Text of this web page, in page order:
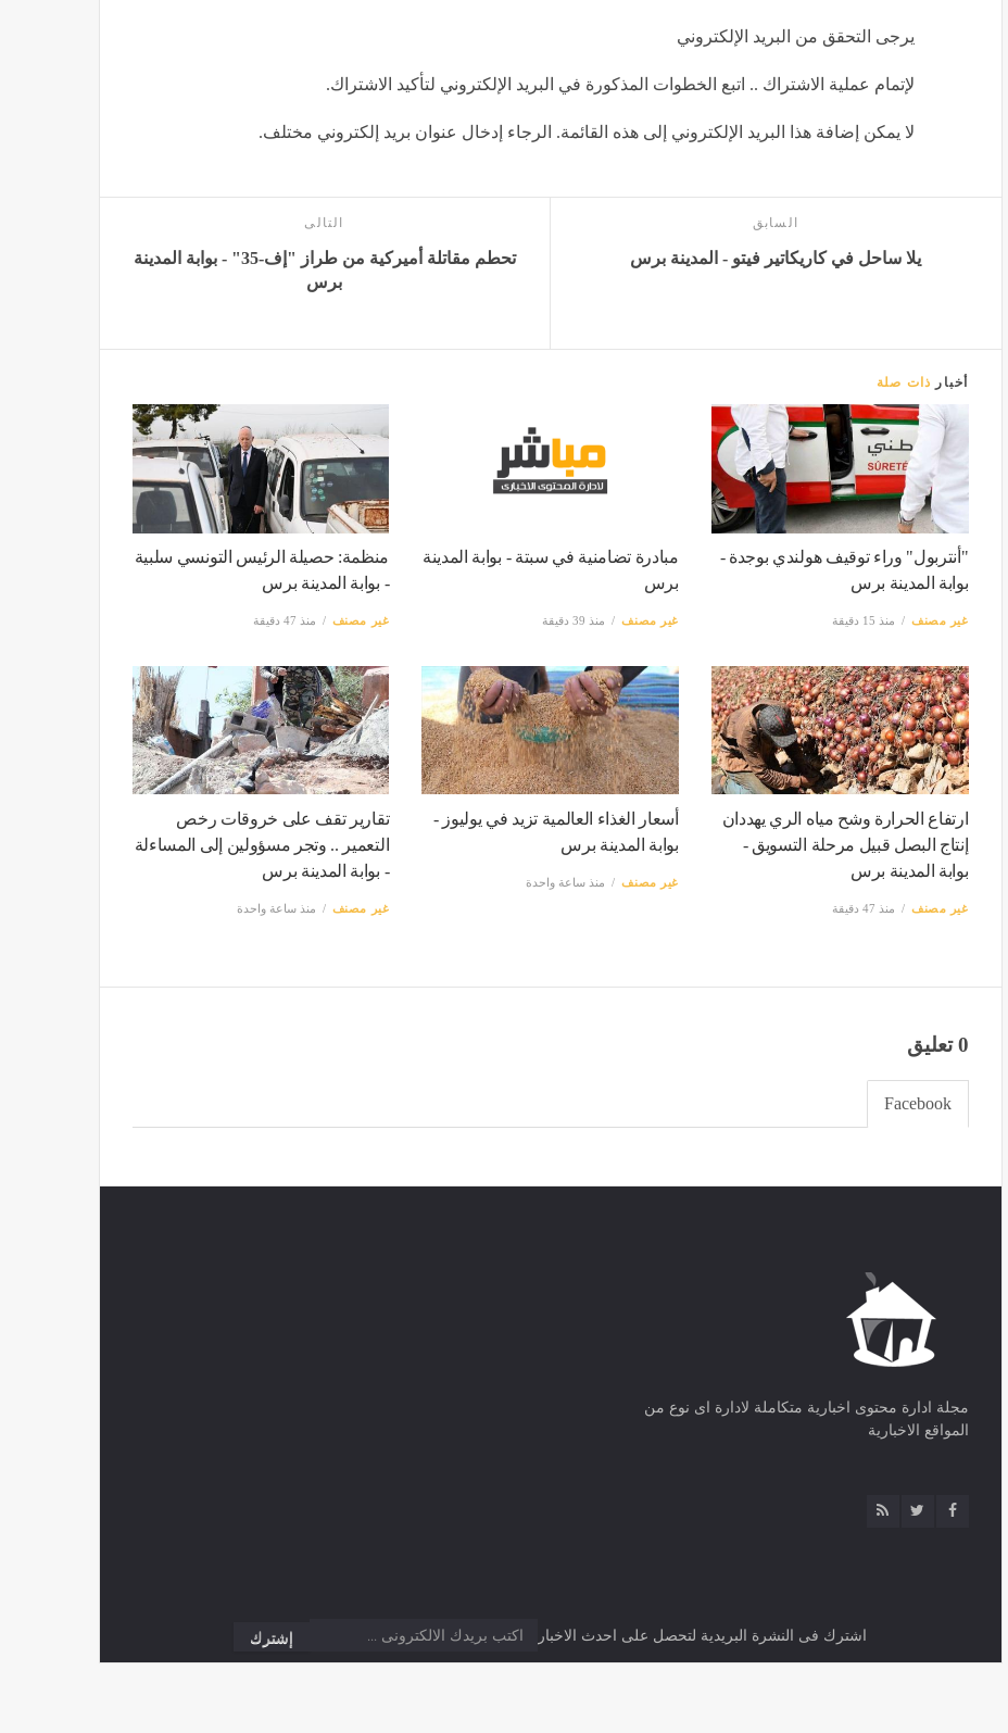
يرجى التحقق من البريد الإلكتروني
لإتمام عملية الاشتراك .. اتبع الخطوات المذكورة في البريد الإلكتروني لتأكيد الاشتراك.
لا يمكن إضافة هذا البريد الإلكتروني إلى هذه القائمة. الرجاء إدخال عنوان بريد إلكتروني مختلف.
السابق
يلا ساحل في كاريكاتير فيتو - المدينة برس
التالى
تحطم مقاتلة أميركية من طراز "إف-35" - بوابة المدينة
برس
أخبار ذات صلة
"أنتربول" وراء توقيف هولندي بوجدة -
بوابة المدينة برس
غير مصنف منذ 15 دقيقة
مبادرة تضامنية في سبتة - بوابة المدينة
برس
غير مصنف منذ 39 دقيقة
منظمة: حصيلة الرئيس التونسي سلبية
- بوابة المدينة برس
غير مصنف منذ 47 دقيقة
ارتفاع الحرارة وشح مياه الري يهددان
إنتاج البصل قبيل مرحلة التسويق -
بوابة المدينة برس
غير مصنف منذ 47 دقيقة
أسعار الغذاء العالمية تزيد في يوليوز -
بوابة المدينة برس
غير مصنف منذ ساعة واحدة
تقارير تقف على خروقات رخص
التعمير .. وتجر مسؤولين إلى المساءلة
- بوابة المدينة برس
غير مصنف منذ ساعة واحدة
0 تعليق
Facebook
مجلة ادارة محتوى اخبارية متكاملة لادارة اى نوع من
المواقع الاخبارية
اشترك فى النشرة البريدية لتحصل على احدث الاخبار